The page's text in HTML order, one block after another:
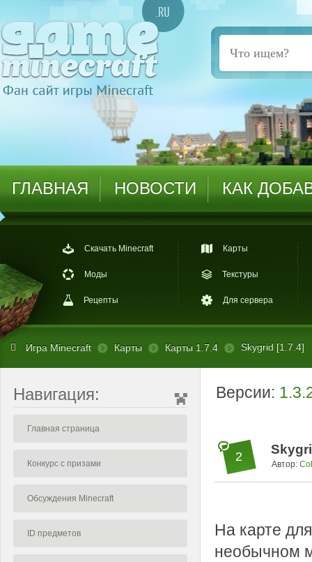
ГЛАВНАЯ НОВОСТИ КАК
Скачать Minecraft
Моды
Рецепты
Карты
Текстуры
Для сервера
Игра Minecraft Карты Карты 1.7.4 Skygrid [1.7.4]
Навигация:
Главная страница
Конкурс с призами
Обсуждения Minecraft
ID предметов
Версии:
2
Автор:
На карте
необычном